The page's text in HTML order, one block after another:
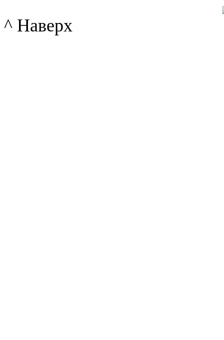
^ Наверх